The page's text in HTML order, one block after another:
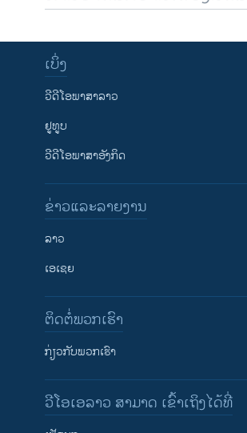
ເບິ່ງ
ວີດີໂອພາສາລາວ
ຢູທູບ
ວີດີໂອພາສາອັງກິດ
ຂ່າວແລະລາຍງານ
ລາວ
ເອເຊຍ
ຕິດຕໍ່ພວກເຮົາ
ກ່ຽວກັບພວກເຮົາ
ວີໂອເອລາວ ສາມາດ ເຂົ້າເຖິງໄດ້ທີ່